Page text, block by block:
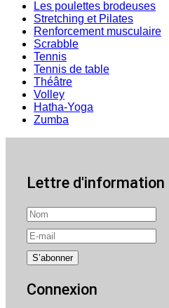
Les poulettes brodeuses
Stretching et Pilates
Renforcement musculaire
Scrabble
Tennis
Tennis de table
Théâtre
Volley
Hatha-Yoga
Zumba
Lettre d'information
Connexion